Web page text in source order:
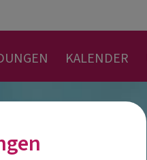
KALENDER